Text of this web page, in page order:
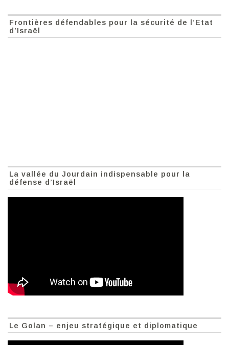
Frontières défendables pour la sécurité de l’Etat
d’Israël
La vallée du Jourdain indispensable pour la
défense d’Israël
Le Golan – enjeu stratégique et diplomatique